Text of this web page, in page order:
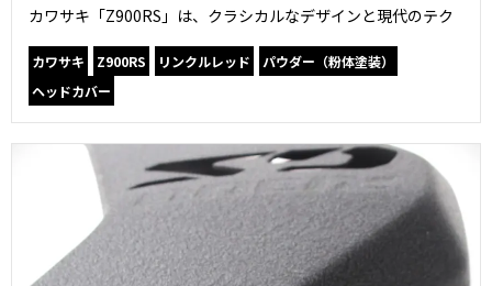
カワサキ「Z900RS」は、クラシカルなデザインと現代のテク
カワサキ Z900RS リンクルレッド
パウダー（粉体塗装）
ヘッドカバー